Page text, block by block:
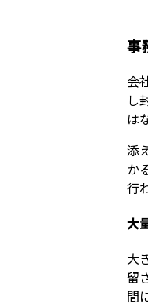
事
会
し
は
添
か
行
大
大
留
間